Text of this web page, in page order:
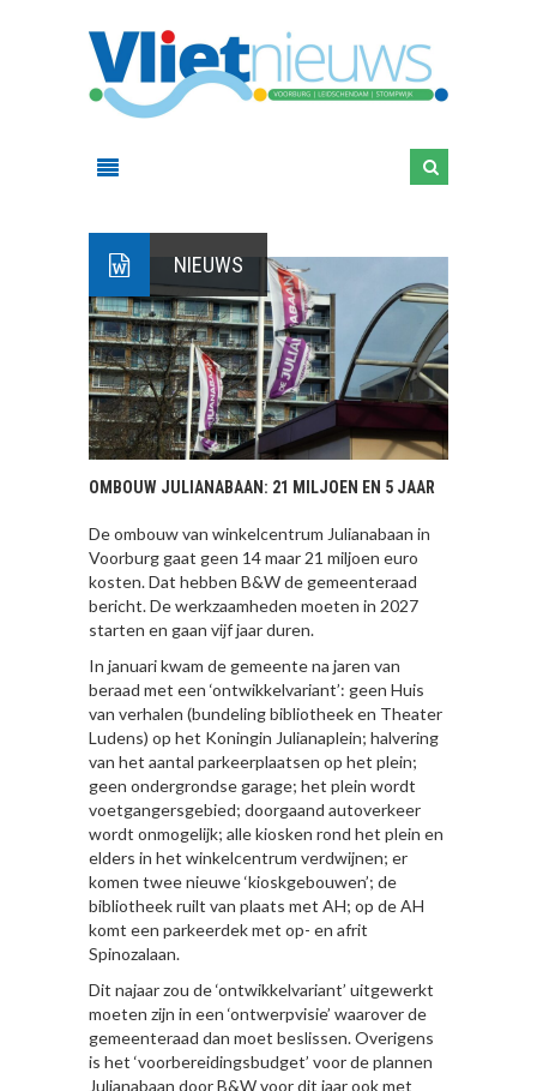
NIEUWS
OMBOUW JULIANABAAN: 21 MILJOEN EN 5 JAAR
De ombouw van winkelcentrum Julianabaan in
Voorburg gaat geen 14 maar 21 miljoen euro
kosten. Dat hebben B&W de gemeenteraad
bericht. De werkzaamheden moeten in 2027
starten en gaan vijf jaar duren.
In januari kwam de gemeente na jaren van
beraad met een ‘ontwikkelvariant’: geen Huis
van verhalen (bundeling bibliotheek en Theater
Ludens) op het Koningin Julianaplein; halvering
van het aantal parkeerplaatsen op het plein;
geen ondergrondse garage; het plein wordt
voetgangersgebied; doorgaand autoverkeer
wordt onmogelijk; alle kiosken rond het plein en
elders in het winkelcentrum verdwijnen; er
komen twee nieuwe ‘kioskgebouwen’; de
bibliotheek ruilt van plaats met AH; op de AH
komt een parkeerdek met op- en afrit
Spinozalaan.
Dit najaar zou de ‘ontwikkelvariant’ uitgewerkt
moeten zijn in een ‘ontwerpvisie’ waarover de
gemeenteraad dan moet beslissen. Overigens
is het ‘voorbereidingsbudget’ voor de plannen
Julianabaan door B&W voor dit jaar ook met